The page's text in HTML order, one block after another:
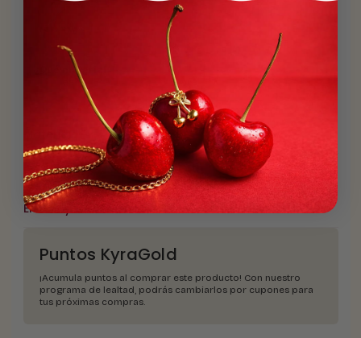
¿Qué material
es?
Descripción
Envíos y devoluciones
Puntos KyraGold
¡Acumula puntos al comprar este producto! Con nuestro
programa de lealtad, podrás cambiarlos por cupones para
tus próximas compras.